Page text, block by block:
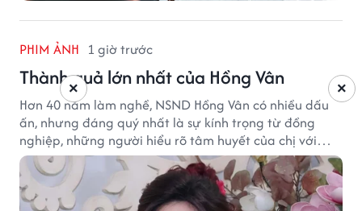
PHIM ẢNH 1 giờ trước
Thành quả lớn nhất của Hồng Vân
Hơn 40 năm làm nghề, NSND Hồng Vân có nhiều dấu
ấn, nhưng đáng quý nhất là sự kính trọng từ đồng
nghiệp, những người hiểu rõ tâm huyết của chị với
nghệ thuật.
×
×